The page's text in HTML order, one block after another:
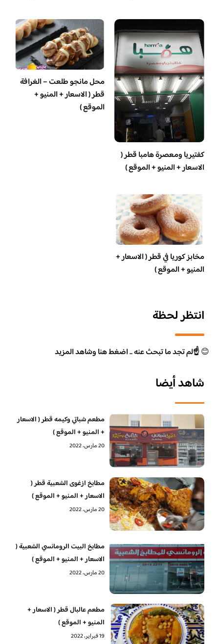
‏كفتيريا ومعصرة هامبا قطر (
الاسعار + المنيو + الموقع )
محل مانجو طلعت – الغرافة
قطر ( الاسعار + المنيو +
الموقع )
مخابز كوريا في قطر ( الاسعار +
المنيو + الموقع )
انتظر لحظة
😊☝️لم تجد ما تبحث عنه .. اضغط هنا وشاهد المزيد
شاهد أيضا
مطعم شباتي وكيمه قطر ( الاسعار
+ المنيو + الموقع )
20 مارس، 2022
مطابخ ازغوى الشعبية قطر (
الاسعار + المنيو + الموقع )
20 مارس، 2022
مطابخ البيت الرومانسي الشعبية (
الاسعار + المنيو + الموقع )
20 مارس، 2022
مطعم عالبال قطر ( الاسعار +
المنيو + الموقع )
19 فبراير، 2022